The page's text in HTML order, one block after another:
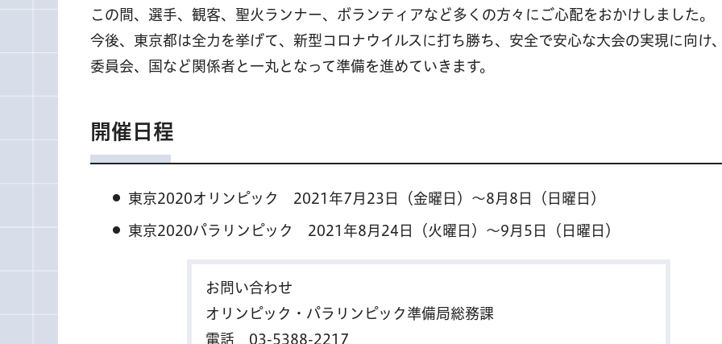
この間、選手、観客、聖火ランナー、ボランティアなど多くの方々にご心配をおかけしました。
今後、東京都は全力を挙げて、新型コロナウイルスに打ち勝ち、安全で安心な大会の実現に向け
委員会、国など関係者と一丸となって準備を進めていきます。
開催日程
東京2020オリンピック 2021年7月23日（金曜日）～8月8日（日曜日）
東京2020パラリンピック 2021年8月24日（火曜日）～9月5日（日曜日）
お問い合わせ
オリンピック・パラリンピック準備局総務課
電話 03-5388-2217